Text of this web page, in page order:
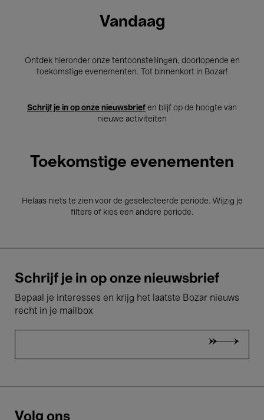
Vandaag
Ontdek hieronder onze tentoonstellingen, doorlopende en
toekomstige evenementen. Tot binnenkort in Bozar!
Schrijf je in op onze nieuwsbrief en blijf op de hoogte van
nieuwe activiteiten
Toekomstige evenementen
Helaas niets te zien voor de geselecteerde periode. Wijzig je
filters of kies een andere periode.
Schrijf je in op onze nieuwsbrief
Bepaal je interesses en krijg het laatste Bozar nieuws
recht in je mailbox
Volg ons